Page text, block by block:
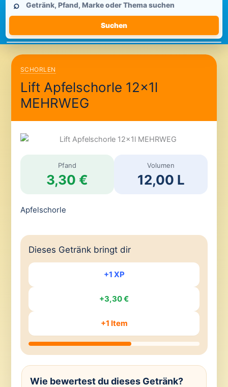
durchsuchen
⌕
Suchen
SCHORLEN
Lift Apfelschorle 12x1l
MEHRWEG
Pfand
3,30 €
Volumen
12,00 L
Apfelschorle
Dieses Getränk bringt dir
+1 XP
+3,30 €
+1 Item
Wie bewertest du dieses Getränk?